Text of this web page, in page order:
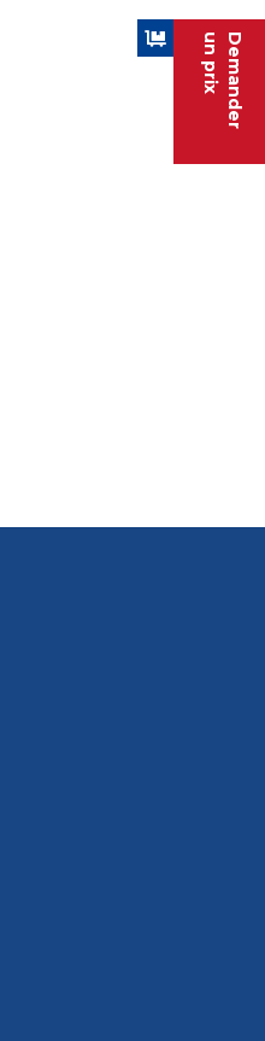
Demander
un prix